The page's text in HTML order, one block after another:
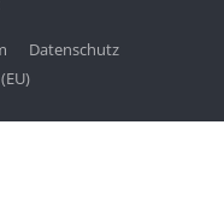
Datenschutz